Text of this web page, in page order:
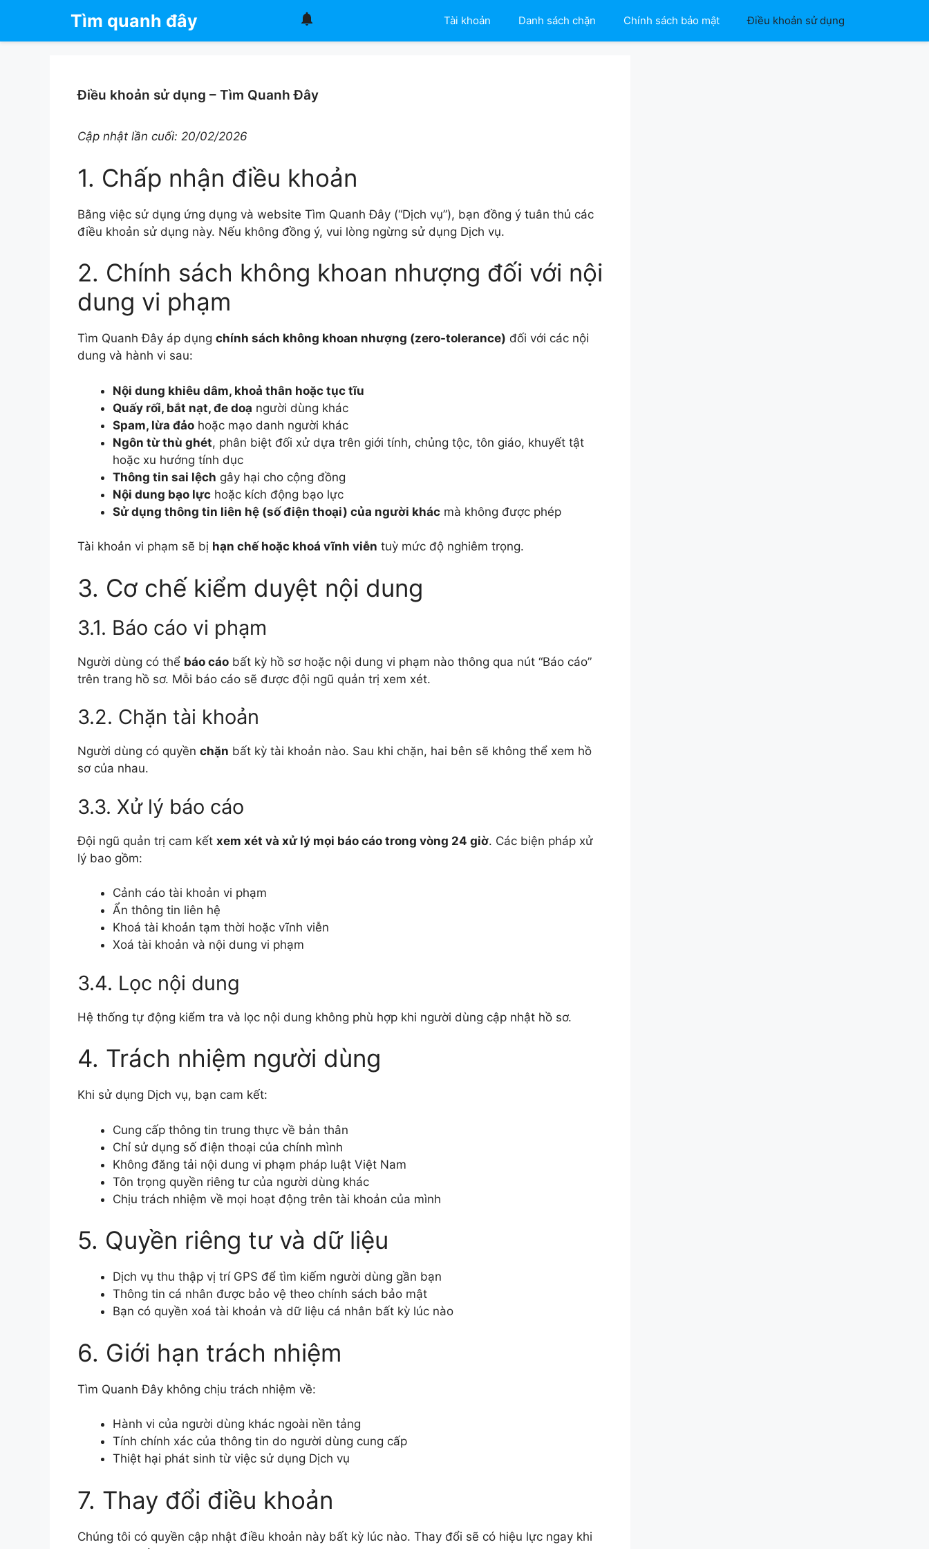
nội
Tìm quanh đây Tài khoản Danh sách chặn Chính sách bảo mật Điều khoản sử dụng
Điều khoản sử dụng – Tìm Quanh Đây
Cập nhật lần cuối: 20/02/2026
1. Chấp nhận điều khoản
Bằng việc sử dụng ứng dụng và website Tìm Quanh Đây (“Dịch vụ”), bạn đồng ý tuân thủ các
điều khoản sử dụng này. Nếu không đồng ý, vui lòng ngừng sử dụng Dịch vụ.
2. Chính sách không khoan nhượng đối với nội
dung vi phạm
Tìm Quanh Đây áp dụng chính sách không khoan nhượng (zero-tolerance) đối với các nội
dung và hành vi sau:
Nội dung khiêu dâm, khoả thân hoặc tục tĩu
Quấy rối, bắt nạt, đe doạ người dùng khác
Spam, lừa đảo hoặc mạo danh người khác
Ngôn từ thù ghét, phân biệt đối xử dựa trên giới tính, chủng tộc, tôn giáo, khuyết tật
hoặc xu hướng tính dục
Thông tin sai lệch gây hại cho cộng đồng
Nội dung bạo lực hoặc kích động bạo lực
Sử dụng thông tin liên hệ (số điện thoại) của người khác mà không được phép
Tài khoản vi phạm sẽ bị hạn chế hoặc khoá vĩnh viễn tuỳ mức độ nghiêm trọng.
3. Cơ chế kiểm duyệt nội dung
3.1. Báo cáo vi phạm
Người dùng có thể báo cáo bất kỳ hồ sơ hoặc nội dung vi phạm nào thông qua nút “Báo cáo”
trên trang hồ sơ. Mỗi báo cáo sẽ được đội ngũ quản trị xem xét.
3.2. Chặn tài khoản
Người dùng có quyền chặn bất kỳ tài khoản nào. Sau khi chặn, hai bên sẽ không thể xem hồ
sơ của nhau.
3.3. Xử lý báo cáo
Đội ngũ quản trị cam kết xem xét và xử lý mọi báo cáo trong vòng 24 giờ. Các biện pháp xử
lý bao gồm:
Cảnh cáo tài khoản vi phạm
Ẩn thông tin liên hệ
Khoá tài khoản tạm thời hoặc vĩnh viễn
Xoá tài khoản và nội dung vi phạm
3.4. Lọc nội dung
Hệ thống tự động kiểm tra và lọc nội dung không phù hợp khi người dùng cập nhật hồ sơ.
4. Trách nhiệm người dùng
Khi sử dụng Dịch vụ, bạn cam kết:
Cung cấp thông tin trung thực về bản thân
Chỉ sử dụng số điện thoại của chính mình
Không đăng tải nội dung vi phạm pháp luật Việt Nam
Tôn trọng quyền riêng tư của người dùng khác
Chịu trách nhiệm về mọi hoạt động trên tài khoản của mình
5. Quyền riêng tư và dữ liệu
Dịch vụ thu thập vị trí GPS để tìm kiếm người dùng gần bạn
Thông tin cá nhân được bảo vệ theo chính sách bảo mật
Bạn có quyền xoá tài khoản và dữ liệu cá nhân bất kỳ lúc nào
6. Giới hạn trách nhiệm
Tìm Quanh Đây không chịu trách nhiệm về:
Hành vi của người dùng khác ngoài nền tảng
Tính chính xác của thông tin do người dùng cung cấp
Thiệt hại phát sinh từ việc sử dụng Dịch vụ
7. Thay đổi điều khoản
Chúng tôi có quyền cập nhật điều khoản này bất kỳ lúc nào. Thay đổi sẽ có hiệu lực ngay khi